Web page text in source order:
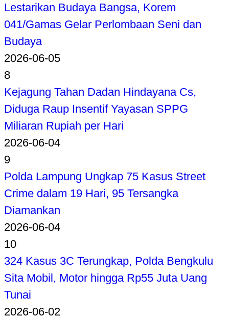
Lestarikan Budaya Bangsa, Korem
041/Gamas Gelar Perlombaan Seni dan
Budaya
2026-06-05
8
Kejagung Tahan Dadan Hindayana Cs,
Diduga Raup Insentif Yayasan SPPG
Miliaran Rupiah per Hari
2026-06-04
9
Polda Lampung Ungkap 75 Kasus Street
Crime dalam 19 Hari, 95 Tersangka
Diamankan
2026-06-04
10
324 Kasus 3C Terungkap, Polda Bengkulu
Sita Mobil, Motor hingga Rp55 Juta Uang
Tunai
2026-06-02